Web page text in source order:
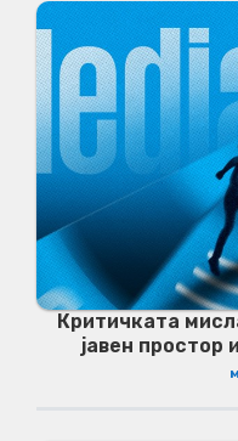
Критичката
јавен простор